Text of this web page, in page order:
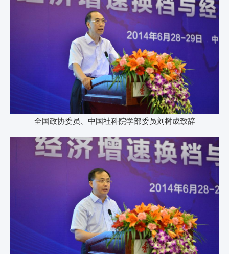
全国政协委员、中国社科院学部委员刘树成致辞